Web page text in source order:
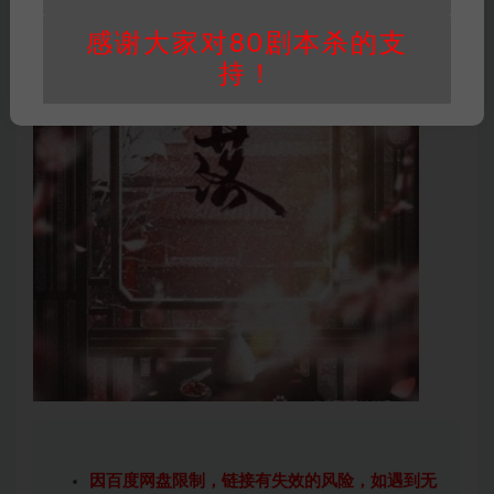
因百度网盘限制，链接有失效的风险，如遇到无
感谢大家对80剧本杀的支
持！